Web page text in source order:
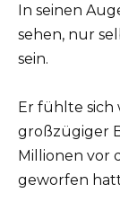
In seinen
sehen, nur
sein.
Er fühlte sich
großzügiger
Millionen vor
geworfen